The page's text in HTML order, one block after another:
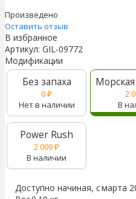
Произведено
Оставить отзыв
В избранное
Артикул: GIL-09772
Модификации
Без запаха
0₽
Нет в наличии
2
В
Power Rush
2 009₽
В наличии
Доступно начиная, смарта